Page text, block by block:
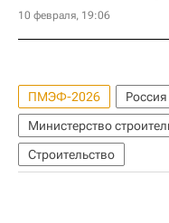
10 февраля, 19:06
ПМЭФ-2026 Россия
Строительство